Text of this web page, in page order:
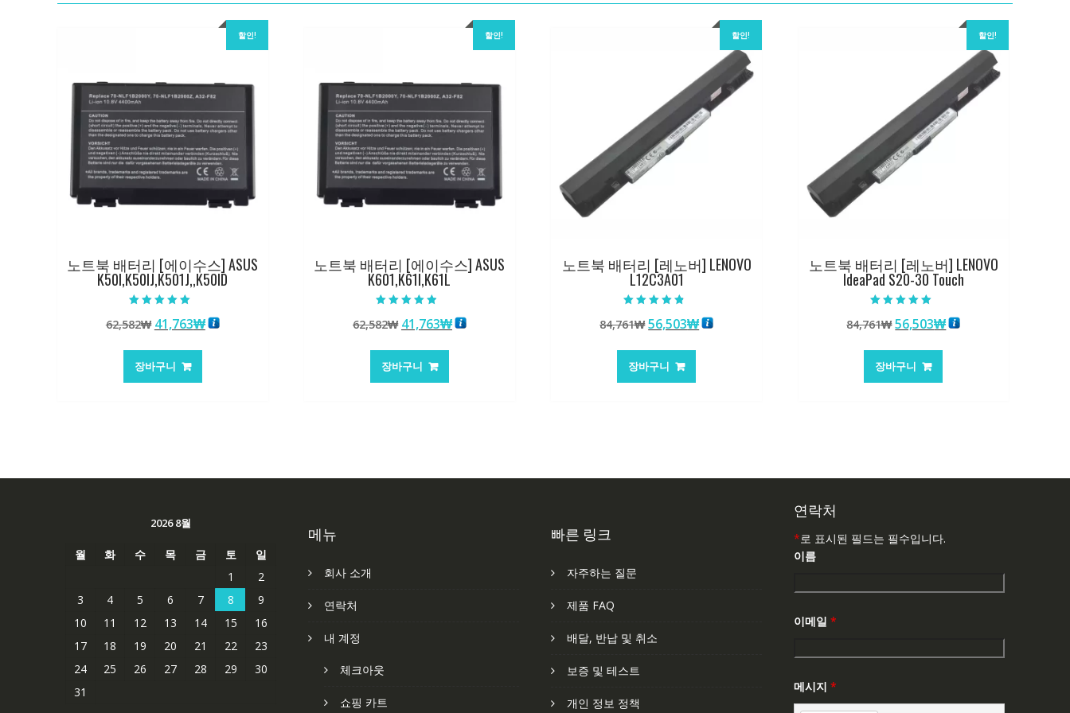
할인!
노트북 배터리 [에이수스] ASUS
K50I,K50IJ,K501J,,K50ID
5.00
로 평가됨
62,582₩ 원
가
격:
41,763₩현
장바구니
할인!
노트북 배터리 [에이수스] ASUS
K601,K61I,K61L
4.50
로 평가됨
62,582₩ 원
가
격:
41,763₩현
장바구니
할인!
노트북 배터리 [레노버] LENOVO
L12C3A01
4.50
로 평가됨
84,761₩ 원
가
격:
56,503₩현
장바구니
할인!
노트북 배터리 [레노버] LENOVO
IdeaPad S20-30 Touch
5.00
로 평가됨
84,761₩원
가
격:
56,503₩현
장바구니
2026 8월
월 화 수 목 금 토
일
1
2
3
4 5 6 7 8
9
10
11 12 13 14 15
16
17
18 19 20 21 22
23
24
25 26 27 28 29
30
31
메뉴
회사 소개
연락처
내 계정
체크아웃
쇼핑 카트
빠른 링크
자주하는 질문
제품 FAQ
배달, 반납 및 취소
보증 및 테스트
개인 정보 정책
연락처
*로 표시된 필드는 필수입니다.
이름
이메일 *
메시지 *